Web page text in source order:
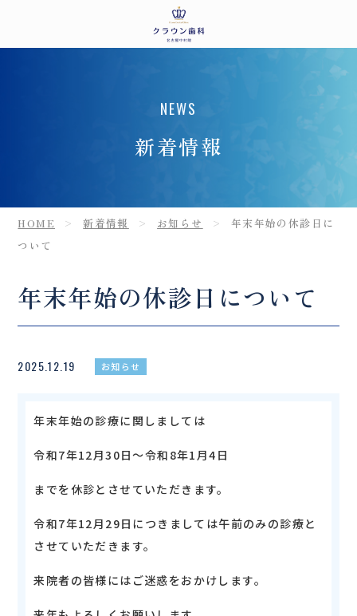
NEWS
新着情報
HOME 新着情報 お知らせ
年末年始の休診日に
ついて
年末年始の休診日について
2025.12.19 お知らせ
年末年始の診療に関しましては
令和7年12月30日～令和8年1月4日
までを休診とさせていただきます。
令和7年12月29日につきましては午前のみの診療と
させていただきます。
来院者の皆様にはご迷惑をおかけします。